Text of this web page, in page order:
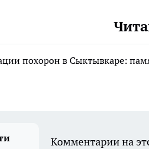
похорон в Сыктывкаре:
Комментарии на